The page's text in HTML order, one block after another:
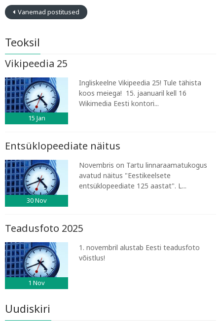
Vanemad postitused
Teoksil
Vikipeedia 25
15 Jan
Ingliskeelne Vikipeedia 25! Tule tähista
koos meiega! 15. jaanuaril kell 16
Wikimedia Eesti kontori...
Entsüklopeediate näitus
30Nov
Novembris on Tartu linnaraamatukogus
avatud näitus "Eestikeelsete
entsüklopeediate 125 aastat". L...
Teadusfoto 2025
1 Nov
1. novembril alustab Eesti teadusfoto
võistlus!
Uudiskiri